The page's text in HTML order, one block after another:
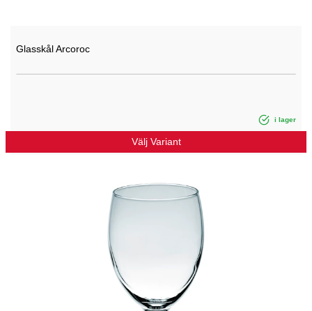
Glasskål Arcoroc
i lager
Välj Variant